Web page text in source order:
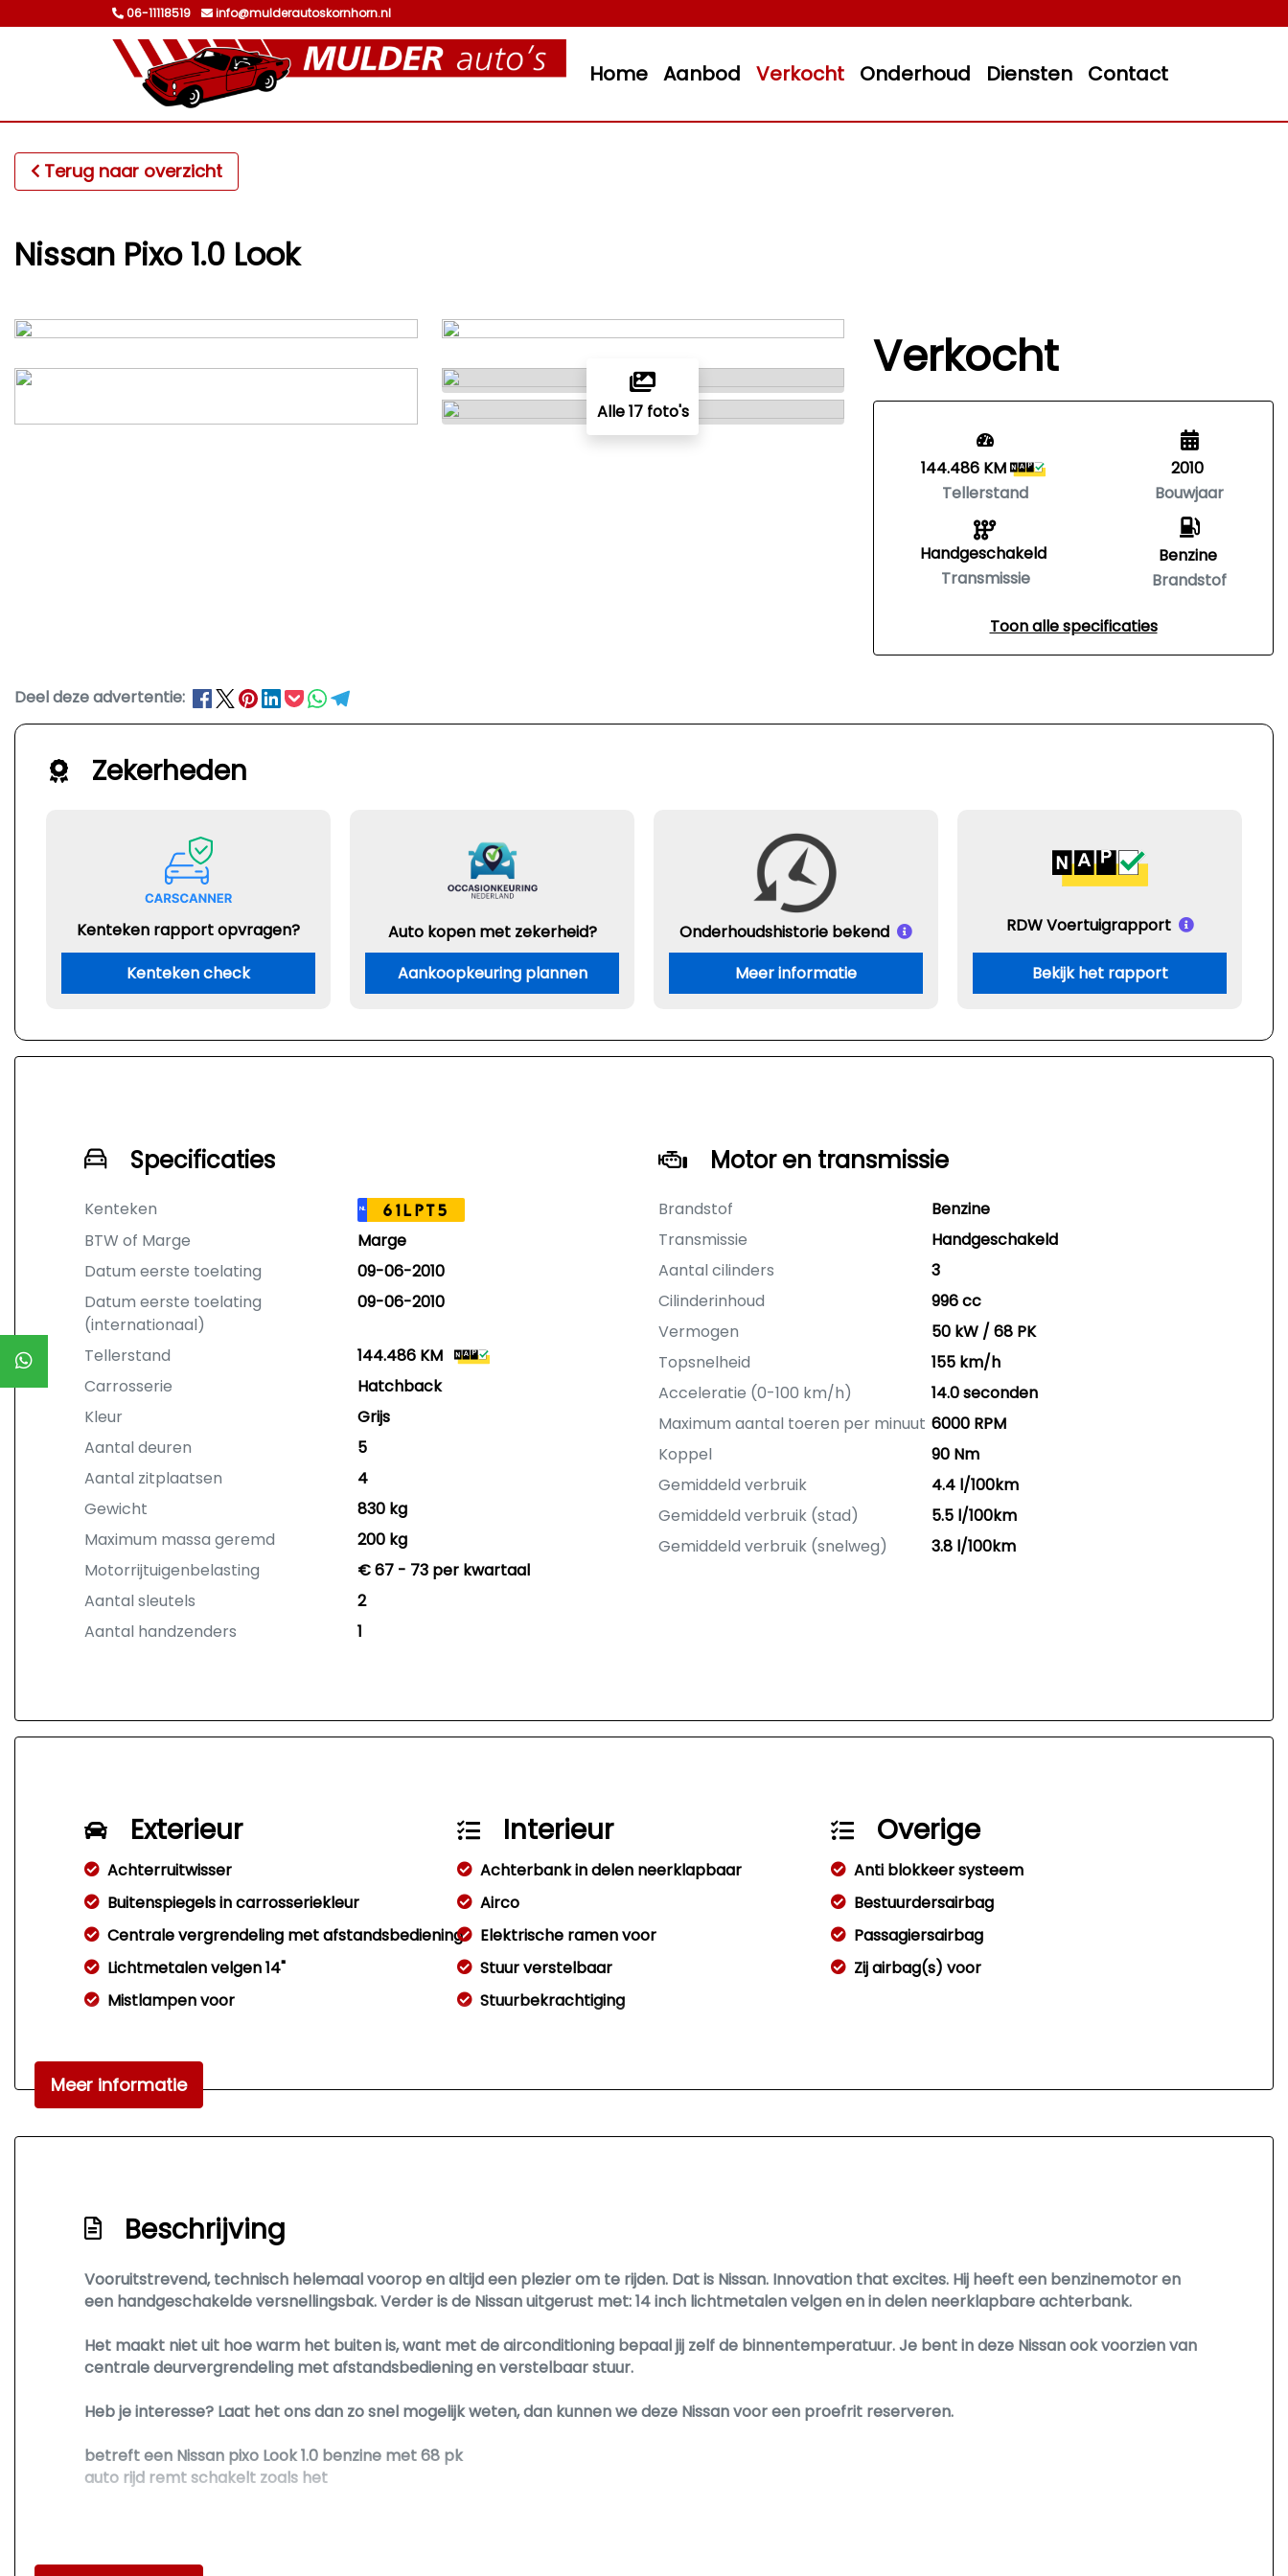
06-11118519 info@mulderautoskornhorn.nl
Home Aanbod Verkocht Onderhoud Diensten Contact
Terug naar overzicht
Nissan Pixo 1.0 Look
Alle 17 foto's
Verkocht
144.486 KM
Tellerstand
Handgeschakeld
Transmissie
2010
Bouwjaar
Benzine
Brandstof
Toon alle specificaties
Deel deze advertentie:
Zekerheden
Kenteken rapport opvragen?
Kenteken check
Auto kopen met zekerheid?
Aankoopkeuring plannen
Onderhoudshistorie bekend
Meer informatie
RDW Voertuigrapport
Bekijk het rapport
Specificaties
Kenteken NL 61LPT5
BTW of Marge
Marge
Datum eerste toelating
09-06-2010
Datum eerste toelating
(internationaal)
09-06-2010
Tellerstand
144.486 KM
Carrosserie
Hatchback
Kleur
Grijs
Aantal deuren
5
Aantal zitplaatsen
4
Gewicht
830 kg
Maximum massa geremd
200 kg
Motorrijtuigenbelasting
€ 67 - 73 per kwartaal
Aantal sleutels
2
Aantal handzenders
1
Motor en transmissie
Brandstof
Benzine
Transmissie
Handgeschakeld
Aantal cilinders
3
Cilinderinhoud
996 cc
Vermogen
50 kW / 68 PK
Topsnelheid
155 km/h
Acceleratie (0-100 km/h)
14.0 seconden
Maximum aantal toeren per minuut 6000 RPM
Koppel
90 Nm
Gemiddeld verbruik
4.4 l/100km
Gemiddeld verbruik (stad)
5.5 l/100km
Gemiddeld verbruik (snelweg)
3.8 l/100km
Exterieur
Achterruitwisser
Buitenspiegels in carrosseriekleur
Centrale vergrendeling met afstandsbediening
Lichtmetalen velgen 14"
Mistlampen voor
Interieur
Achterbank in delen neerklapbaar
Airco
Elektrische ramen voor
Stuur verstelbaar
Stuurbekrachtiging
Overige
Anti blokkeer systeem
Bestuurdersairbag
Passagiersairbag
Zij airbag(s) voor
Meer informatie
Beschrijving
Vooruitstrevend, technisch helemaal voorop en altijd een plezier om te rijden. Dat is Nissan. Innovation that excites. Hij heeft een benzinemotor en
een handgeschakelde versnellingsbak. Verder is de Nissan uitgerust met: 14 inch lichtmetalen velgen en in delen neerklapbare achterbank.
Het maakt niet uit hoe warm het buiten is, want met de airconditioning bepaal jij zelf de binnentemperatuur. Je bent in deze Nissan ook voorzien van
centrale deurvergrendeling met afstandsbediening en verstelbaar stuur.
Heb je interesse? Laat het ons dan zo snel mogelijk weten, dan kunnen we deze Nissan voor een proefrit reserveren.
betreft een Nissan pixo Look 1.0 benzine met 68 pk
auto rijd remt schakelt zoals het
• Elektrische ramen voor